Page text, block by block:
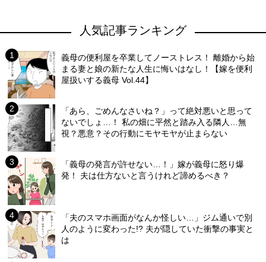
人気記事ランキング
義母の便利屋を卒業してノーストレス！ 離婚から始
まる妻と娘の新たな人生に悔いはなし！【嫁を便利
屋扱いする義母 Vol.44】
「あら、ごめんなさいね？」って絶対悪いと思って
ないでしょ…！ 私の畑に平然と踏み入る隣人…無
視？悪意？その行動にモヤモヤが止まらない
「義母の発言が許せない…！」嫁が義母に怒り爆
発！ 夫は仕方ないと言うけれど諦めるべき？
「夫のスマホ画面がなんか怪しい…」ジム通いで別
人のように変わった!? 夫が隠していた衝撃の事実と
は